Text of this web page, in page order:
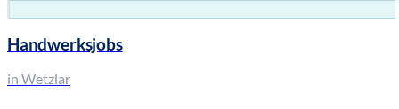
Handwerksjobs
in Wetzlar